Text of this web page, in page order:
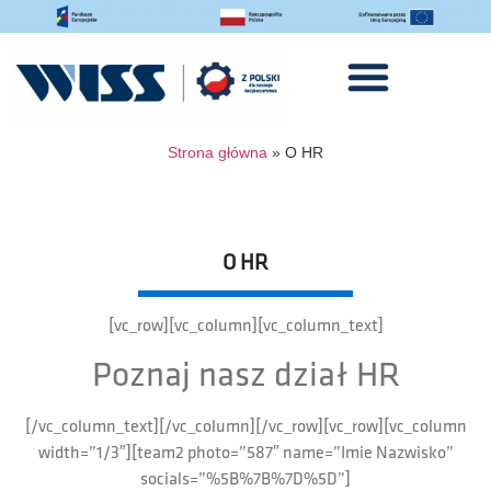
Strona główna » O HR
O HR
[vc_row][vc_column][vc_column_text]
Poznaj nasz dział HR
[/vc_column_text][/vc_column][/vc_row][vc_row][vc_column
width=”1/3″][team2 photo=”587″ name=”Imie Nazwisko”
socials=”%5B%7B%7D%5D”]